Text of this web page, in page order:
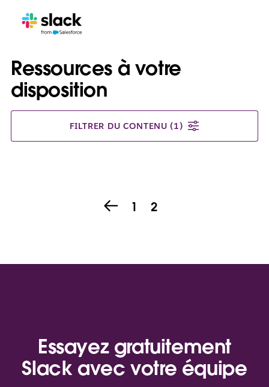
Ressources à votre
disposition
FILTRER DU CONTENU (1)
1 2
Essayez gratuitement
Slack avec votre équipe